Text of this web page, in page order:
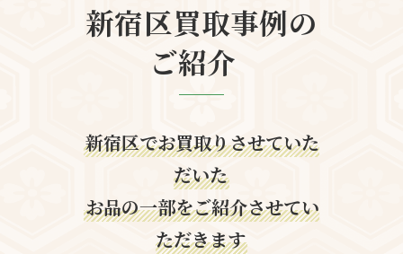
新宿区買取事例の
ご紹介
新宿区でお買取りさせていた
だいた
お品の一部をご紹介させてい
ただきます